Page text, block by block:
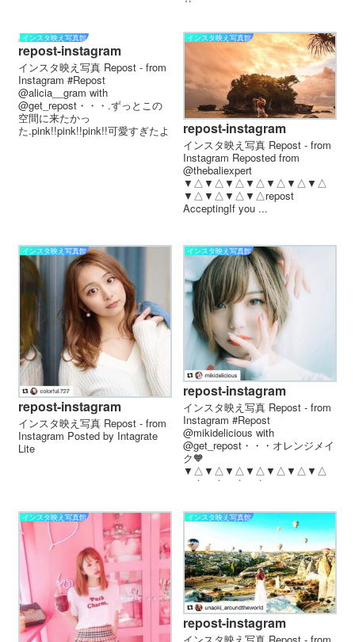
サ...
インスタ映え写真館
repost-instagram
インスタ映え写真 Repost - from
Instagram #Repost
@alicia__gram with
@get_repost・・・.ずっとこの
空間に来たかっ
た.pink!!pink!!pink!!可愛すぎたよ
インスタ映え写真館
repost-instagram
インスタ映え写真 Repost - from
Instagram Reposted from
@thebaliexpert
▼△▼△▼△▼△▼△▼△▼△
▼△▼△▼△▼△ repost
Accepting If you ...
インスタ映え写真館
repost-instagram
インスタ映え写真 Repost - from
Instagram Posted by Intagrate
Lite
インスタ映え写真館
repost-instagram
インスタ映え写真 Repost - from
Instagram #Repost
@mikidelicious with
@get_repost・・・オレンジメイ
ク🧡
▼△▼△▼△▼△▼△▼△▼△
▼△▼△▼△▼△ ...
インスタ映え写真館 インスタ映え写真館
repost-instagram